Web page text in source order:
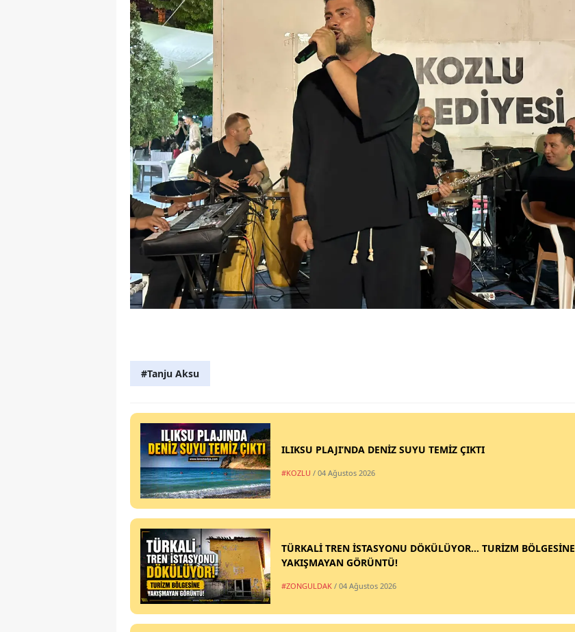
#Tanju Aksu
ILIKSU PLAJI’NDA DENİZ SUYU TEMİZ ÇIKTI
#KOZLU / 04 Ağustos 2026
TÜRKALİ TREN İSTASYONU DÖKÜLÜYOR... TURİZM BÖLGESİNE
YAKIŞMAYAN GÖRÜNTÜ!
#ZONGULDAK / 04 Ağustos 2026